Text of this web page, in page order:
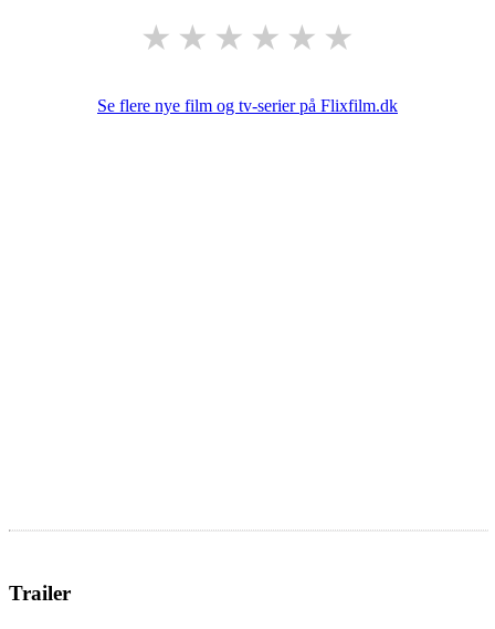
★ ★ ★ ★ ★ ★
Se flere nye film og tv-serier på Flixfilm.dk
Trailer